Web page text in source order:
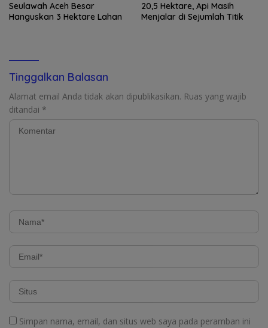
Seulawah Aceh Besar
Hanguskan 3 Hektare Lahan
20,5 Hektare, Api Masih
Menjalar di Sejumlah Titik
Tinggalkan Balasan
Alamat email Anda tidak akan dipublikasikan. Ruas yang wajib
ditandai *
Simpan nama, email, dan situs web saya pada peramban ini